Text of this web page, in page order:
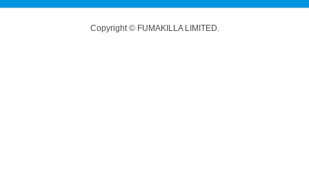
Copyright © FUMAKILLA LIMITED.